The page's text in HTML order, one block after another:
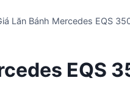
Lăn Bánh Mercedes EQS
EQS